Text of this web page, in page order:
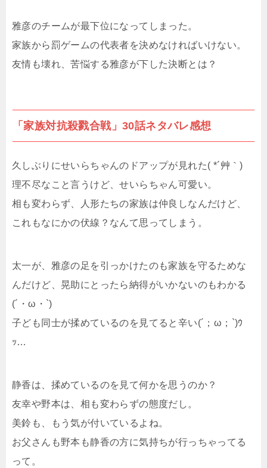
雅彦のチームが最下位になってしまった。
家族から罰ゲームの代表者を決めなければいけない。
友情も壊れ、苦悩する雅彦が下した決断とは？
「家族対抗殺戮合戦」30話ネタバレ感想
久しぶりにせいらちゃんのドアップが見れた( *´艸｀)
理不尽なこと言うけど、せいらちゃん可愛い。
相も変わらず、人形たちの家族は仲良しなんだけど、
これもなにかの伏線？なんて思ってしまう。
太一が、雅彦の足を引っかけたのも家族を守るためな
んだけど、晃助にとったら納得がいかないのもわかる
(´・ω・`)
子ども同士が揉めているのを見てると辛い(´；ω；`)ｳ
ｯ…
静香は、揉めているのを見て何かを思うのか？
友幸や野本は、相も変わらずの態度だし。
美鈴も、もう気が付いているよね。
お父さんも野本も静香の方に気持ちが行っちゃってる
って。